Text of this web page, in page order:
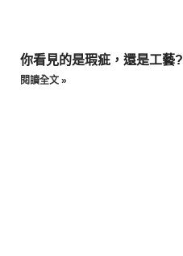
你看見的是瑕疵，還是工藝?
閱讀全文 »